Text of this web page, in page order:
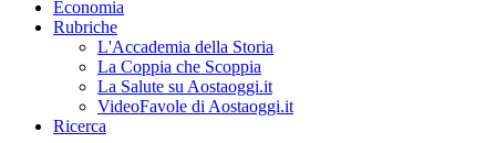
Economia
Rubriche
L'Accademia della Storia
La Coppia che Scoppia
La Salute su Aostaoggi.it
VideoFavole di Aostaoggi.it
Ricerca